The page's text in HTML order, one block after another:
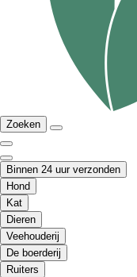
Zoeken
Binnen 24 uur verzonden
Hond
Kat
Dieren
Veehouderij
De boerderij
Ruiters